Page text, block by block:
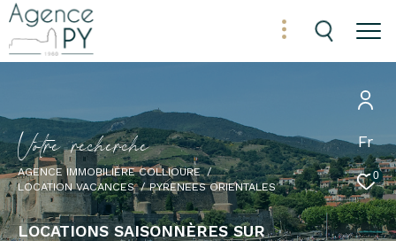
Fr
0
Votre recherche
AGENCE IMMOBILIÈRE COLLIOURE
LOCATION VACANCES
PYRENEES ORIENTALES
LOCATIONS SAISONNÈRES SUR